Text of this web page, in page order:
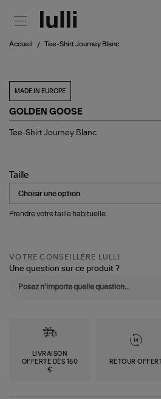
Accueil Tee-Shirt Journey Blanc
MADE IN EUROPE
GOLDEN GOOSE
Tee-
Tee-Shirt Journey Blanc
Taille
Prendre votre taille habituelle.
VOTRE CONSEILLÈRE LULLI
Une question sur ce produit ?
LIVRAISON
OFFERTE DÈS 150
€
RETOUR OFFERT